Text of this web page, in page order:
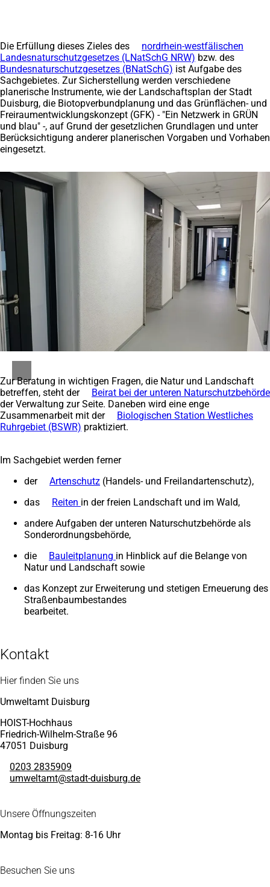
Die Erfüllung dieses Zieles des
nordrhein-westfälischen
Landesnaturschutzgesetzes (LNatSchG NRW) (Öffnet
in
einem
neuen
Tab)
bzw. des
Bundesnaturschutzgesetzes (BNatSchG) (Öffnet
in
einem
neuen
Tab)
ist Aufgabe des
Sachgebietes. Zur Sicherstellung werden verschiedene
planerische Instrumente, wie der Landschaftsplan der Stadt
Duisburg, die Biotopverbundplanung und das Grünflächen- und
Freiraumentwicklungskonzept (GFK) - "Ein Netzwerk in GRÜN
und blau" -, auf Grund der gesetzlichen Grundlagen und unter
Berücksichtigung anderer planerischen Vorgaben und Vorhaben
eingesetzt.
Zur Beratung in wichtigen Fragen, die Natur und Landschaft
betreffen, steht der
Beirat bei der unteren Naturschutzbehörde
der Verwaltung zur Seite. Daneben wird eine enge
Zusammenarbeit mit der
Biologischen Station Westliches
Ruhrgebiet (BSWR) (Öffnet
neuen
praktiziert.
Im Sachgebiet werden ferner
der
Artenschutz (Handels- und Freilandartenschutz),
das
Reiten in der freien Landschaft und im Wald,
andere Aufgaben der unteren Naturschutzbehörde als
Sonderordnungsbehörde,
die
Bauleitplanung in Hinblick auf die Belange von
Natur und Landschaft sowie
das Konzept zur Erweiterung und stetigen Erneuerung des
Straßenbaumbestandes
bearbeitet.
Kontakt
Fußbereich
Hier finden Sie uns
Umweltamt Duisburg
HOIST-Hochhaus
Friedrich-Wilhelm-Straße 96
47051 Duisburg
0203 2835909
umweltamt
stadt-duisburg de
Unsere Öffnungszeiten
Montag bis Freitag: 8-16 Uhr
Besuchen Sie uns